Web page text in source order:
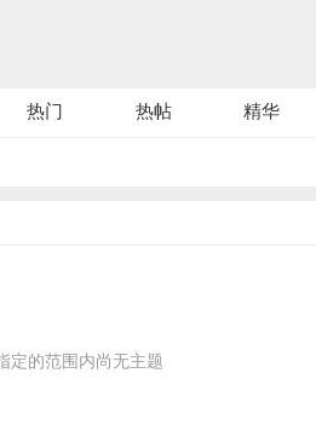
热门 热帖 精华
定的范围内尚无主题